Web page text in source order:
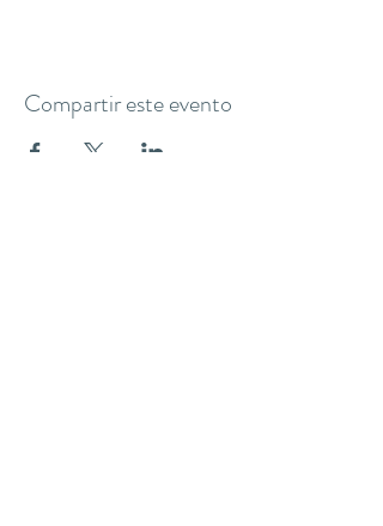
Compartir este evento